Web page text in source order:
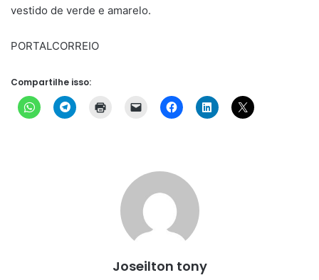
vestido de verde e amarelo.
PORTALCORREIO
Compartilhe isso:
Joseilton tony